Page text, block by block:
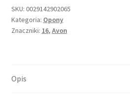
SKU: 0029142902065
Kategoria: Opony
Znaczniki: 16, Avon
Opis